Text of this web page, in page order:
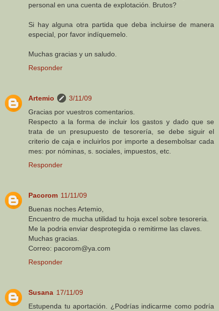
personal en una cuenta de explotación. Brutos?
Si hay alguna otra partida que deba incluirse de manera
especial, por favor indíquemelo.
Muchas gracias y un saludo.
Responder
Artemio
3/11/09
Gracias por vuestros comentarios.
Respecto a la forma de incluir los gastos y dado que se
trata de un presupuesto de tesorería, se debe siguir el
criterio de caja e incluirlos por importe a desembolsar cada
mes: por nóminas, s. sociales, impuestos, etc.
Responder
Pacorom 11/11/09
Buenas noches Artemio,
Encuentro de mucha utilidad tu hoja excel sobre tesoreria.
Me la podria enviar desprotegida o remitirme las claves.
Muchas gracias.
Correo: pacorom@ya.com
Responder
Susana 17/11/09
Estupenda tu aportación. ¿Podrías indicarme como podría